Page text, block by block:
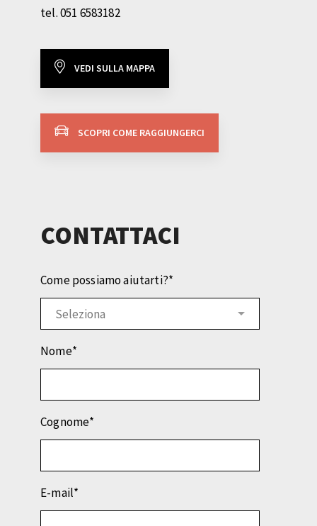
tel. 051 6583182
VEDI SULLA MAPPA
SCOPRI COME RAGGIUNGERCI
CONTATTACI
Come possiamo aiutarti?*
Nome*
Cognome*
E-mail*